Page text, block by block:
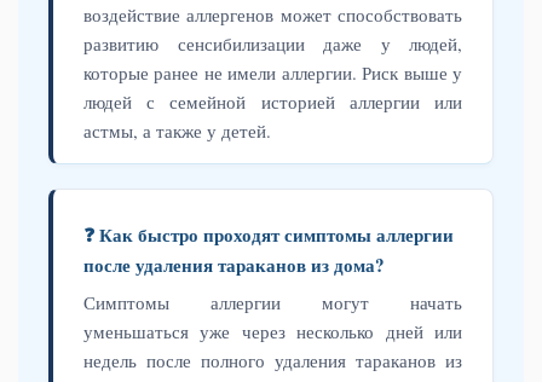
воздействие аллергенов может способствовать
развитию сенсибилизации даже у людей,
которые ранее не имели аллергии. Риск выше у
людей с семейной историей аллергии или
астмы, а также у детей.
❓ Как быстро проходят симптомы аллергии
после удаления тараканов из дома?
Симптомы аллергии могут начать
уменьшаться уже через несколько дней или
недель после полного удаления тараканов из